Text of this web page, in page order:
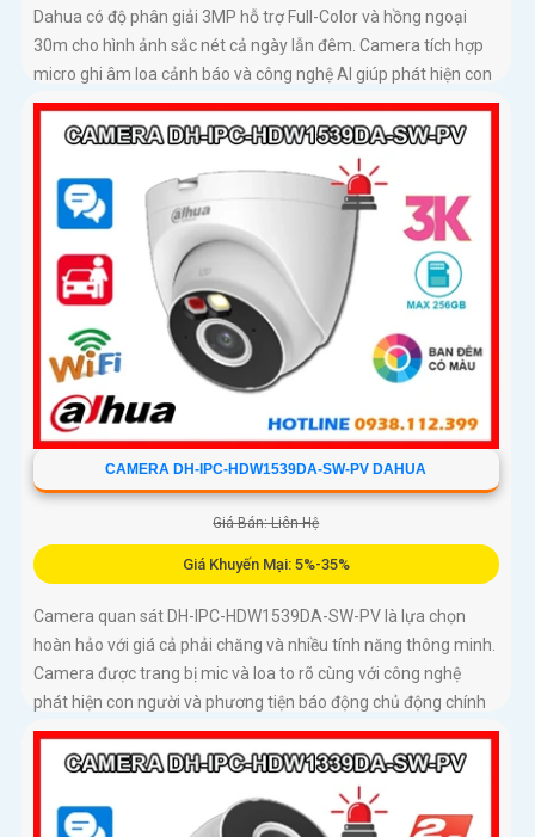
Dahua có độ phân giải 3MP hỗ trợ Full-Color và hồng ngoại
30m cho hình ảnh sắc nét cả ngày lẫn đêm. Camera tích hợp
micro ghi âm loa cảnh báo và công nghệ AI giúp phát hiện con
người, phương tiện chính xác
CAMERA DH-IPC-HDW1539DA-SW-PV DAHUA
Giá Bán: Liên Hệ
Giá Khuyến Mại: 5%-35%
Camera quan sát DH-IPC-HDW1539DA-SW-PV là lựa chọn
hoàn hảo với giá cả phải chăng và nhiều tính năng thông minh.
Camera được trang bị mic và loa to rõ cùng với công nghệ
phát hiện con người và phương tiện báo động chủ động chính
xác